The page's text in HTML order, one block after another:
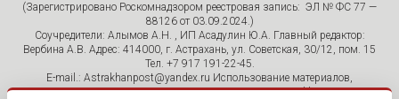
(Зарегистрировано Роскомнадзором реестровая запись: ЭЛ № ФС 77 —
88126 от 03.09.2024.)
Соучредители: Алымов А.Н. , ИП Асадулин Ю.А. Главный редактор:
Вербина А.В. Адрес: 414000, г. Астрахань, ул. Советская, 30/12, пом. 15
Тел. +7 917 191-22-45.
E-mail.: Astrakhanpost@yandex.ru Использование материалов,
размещенных на страницах сетевого издания «Astrakhanpost»,